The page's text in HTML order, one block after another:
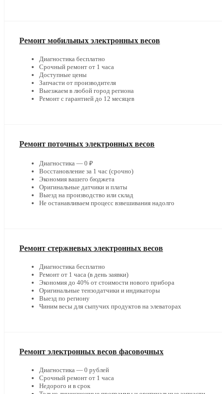
Ремонт мобильных электронных весов
Диагностика бесплатно
Срочный ремонт от 1 часа
Доступные цены
Запчасти от производителя
Выезжаем в любой город региона
Ремонт с гарантией до 12 месяцев
Ремонт поточных электронных весов
Диагностика — 0 ₽
Восстановление за 1 час (срочно)
Экономия вашего бюджета
Оригинальные датчики и платы
Выезд на производство или склад
Не останавливаем процесс взвешивания надолго
Ремонт стержневых электронных весов
Диагностика бесплатно
Ремонт от 1 часа (в день заявки)
Экономия до 40% от стоимости нового прибора
Оригинальные тензодатчики и индикаторы
Выезд по региону
Чиним весы для сыпучих продуктов на элеваторах
Ремонт электронных весов фасовочных
Диагностика — 0 рублей
Срочный ремонт от 1 часа
Недорого и в срок